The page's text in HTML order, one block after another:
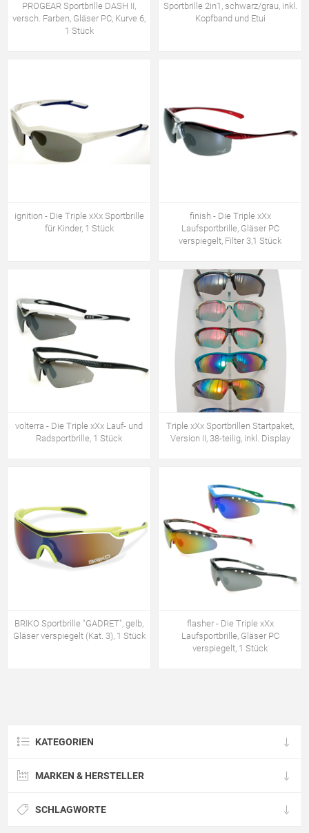
PROGEAR Sportbrille DASH II,
versch. Farben, Gläser PC, Kurve 6,
1 Stück
Sportbrille 2in1, schwarz/grau, inkl.
Kopfband und Etui
ignition - Die Triple xXx Sportbrille
für Kinder, 1 Stück
finish - Die Triple xXx
Laufsportbrille, Gläser PC
verspiegelt, Filter 3,1 Stück
volterra - Die Triple xXx Lauf- und
Radsportbrille, 1 Stück
Triple xXx Sportbrillen Startpaket,
Version II, 38-teilig, inkl. Display
BRIKO Sportbrille "GADRET", gelb,
Gläser verspiegelt (Kat. 3), 1 Stück
flasher - Die Triple xXx
Laufsportbrille, Gläser PC
verspiegelt, 1 Stück
KATEGORIEN
MARKEN & HERSTELLER
SCHLAGWORTE